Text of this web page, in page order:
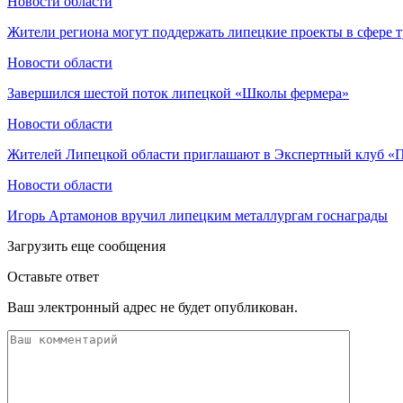
Жители региона могут поддержать липецкие проекты в сфере
Новости области
Завершился шестой поток липецкой «Школы фермера»
Новости области
Жителей Липецкой области приглашают в Экспертный клуб
Новости области
Игорь Артамонов вручил липецким металлургам госнаграды
Загрузить еще сообщения
Оставьте ответ
Ваш электронный адрес не будет опубликован.